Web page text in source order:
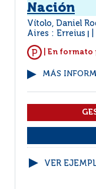
Nación
Vítolo, Daniel
Aires : Erreius
| En formato
MÁS
VER